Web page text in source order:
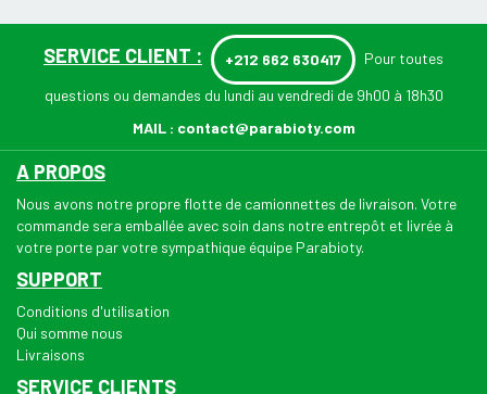
SERVICE CLIENT : +212 662 630417 Pour toutes
questions ou demandes du lundi au vendredi de 9h00 à 18h30
MAIL : contact@parabioty.com
A PROPOS
Nous avons notre propre flotte de camionnettes de livraison. Votre
commande sera emballée avec soin dans notre entrepôt et livrée à
votre porte par votre sympathique équipe Parabioty.
SUPPORT
Conditions d'utilisation
Qui somme nous
Livraisons
SERVICE CLIENTS